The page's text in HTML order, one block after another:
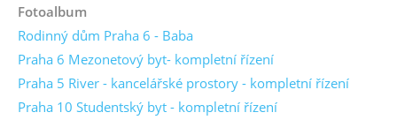
Fotoalbum
Rodinný dům Praha 6 - Baba
Praha 6 Mezonetový byt- kompletní řízení
Praha 5 River - kancelářské prostory - kompletní řízení
Praha 10 Studentský byt - kompletní řízení